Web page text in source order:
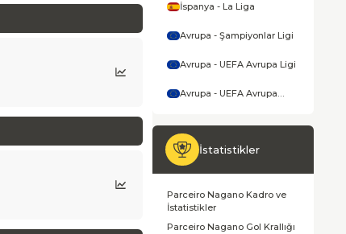
İspanya - La Liga
Avrupa - Şampiyonlar Ligi
Avrupa - UEFA Avrupa Ligi
Avrupa - UEFA Avrupa
İstatistikler
Parceiro Nagano Kadro ve
İstatistikler
Parceiro Nagano Gol Krallığı